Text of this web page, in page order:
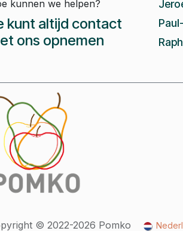
kunnen we helpen?
kunt altijd contact
ons opnemen
© 2022-2026 Pomko